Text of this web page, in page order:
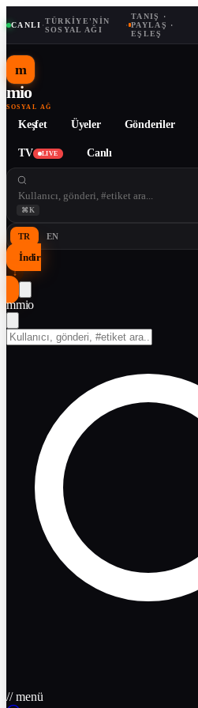
CANLI ·TÜRKIYE'NIN
SOSYAL AĞI
·
TANIŞ ·
PAYLAŞ ·
EŞLEŞ
m
mio
SOSYAL AĞ
Keşfet Üyeler Gönderiler
TV LIVE Canlı
⌘K
TR EN
İndir
↓
mmio
// menü